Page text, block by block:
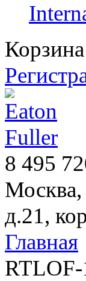
8 495
Москва,
д.21,
Главная